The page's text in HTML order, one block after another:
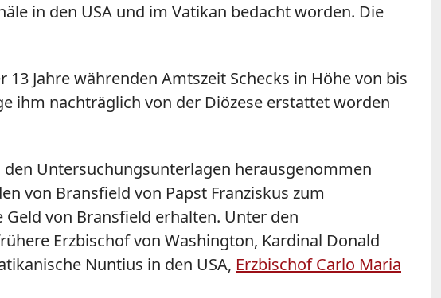
in den USA und im Vatikan bedacht worden. Die
Jahre währenden Amtszeit Schecks in Höhe von bis
ihm nachträglich von der Diözese erstattet worden
Untersuchungsunterlagen herausgenommen
von Bransfield von Papst Franziskus zum
Geld von Bransfield erhalten. Unter den
Erzbischof von Washington, Kardinal Donald
Nuntius in den USA, Erzbischof Carlo Maria